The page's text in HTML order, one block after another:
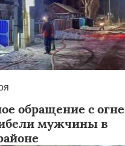
обращение с
мужчины в